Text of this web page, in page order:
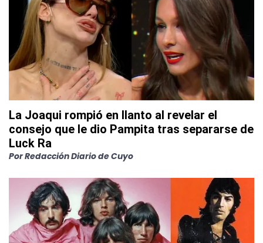
La Joaqui rompió en llanto al revelar el
consejo que le dio Pampita tras separarse de
Luck Ra
PorRedacción Diario de Cuyo